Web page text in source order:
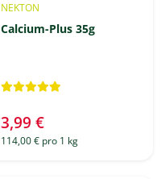
NEKTON
Calcium-Plus 35g
3,99 €
114,00 € pro 1 kg